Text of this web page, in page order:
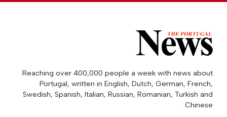
Reaching over 400,000 people a week with news about
Portugal, written in English, Dutch, German, French,
Swedish, Spanish, Italian, Russian, Romanian, Turkish and
Chinese.